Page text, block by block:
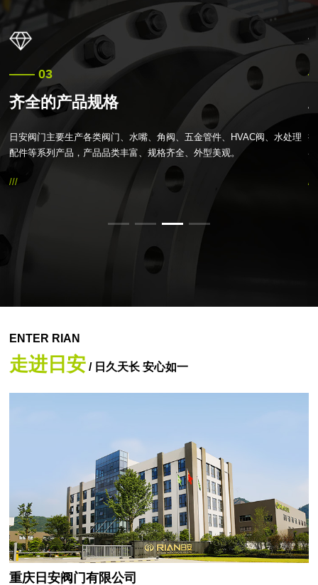
—— 03
齐全的产品规格
日安阀门主要生产各类阀门、水嘴、角阀、五金管件、HVAC阀、水处理
配件等系列产品，产品品类丰富、规格齐全、外型美观。
/// ///
ENTER RIAN
走进日安 / 日久天长 安心如一
重庆日安阀门有限公司